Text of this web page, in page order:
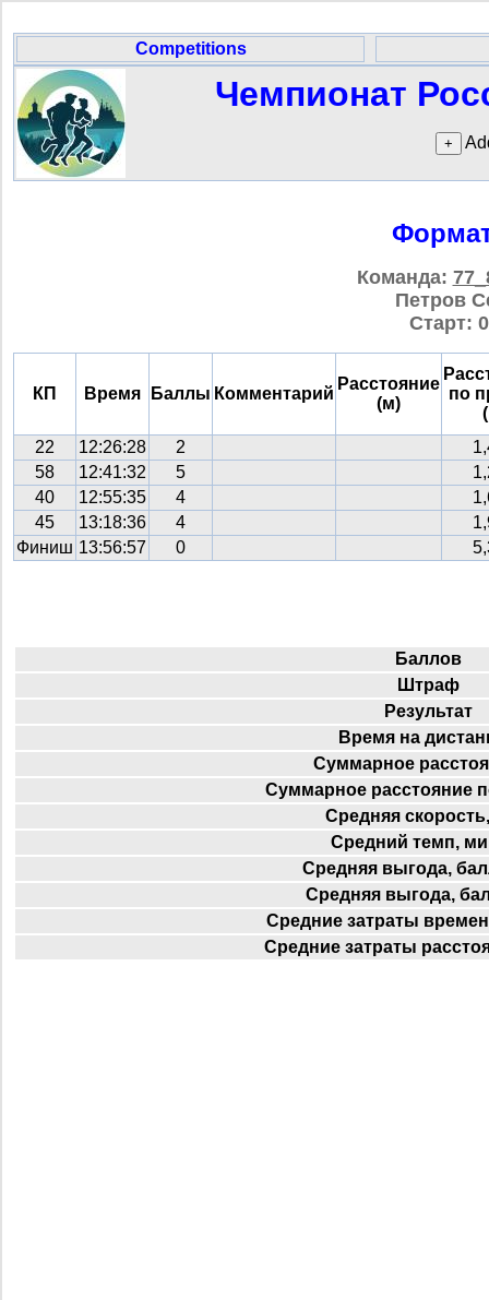
Competitions
Чемпионат
Команда:
Петров
Старт:
КП Время Баллы Комментарий
Расстояние
(м)
по
22
12:26:28 2
58
12:41:32 5
40
12:55:35 4
45
13:18:36 4
Финиш 13:56:57 0
Баллов
Штраф
Результат
Время на
Суммарное
Суммарное расстояние
Средняя
Средний темп,
Средняя выгода,
Средняя выгода,
Средние затраты
Средние затраты